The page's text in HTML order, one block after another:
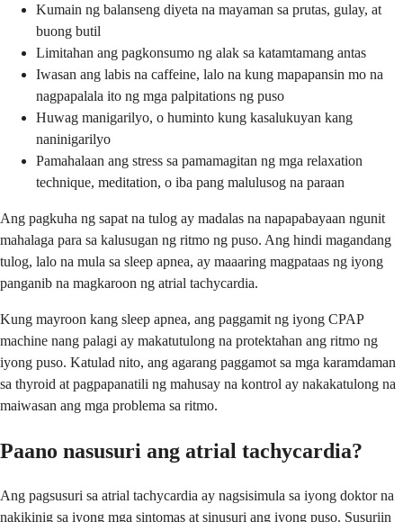
Kumain ng balanseng diyeta na mayaman sa prutas, gulay, at
buong butil
Limitahan ang pagkonsumo ng alak sa katamtamang antas
Iwasan ang labis na caffeine, lalo na kung mapapansin mo na
nagpapalala ito ng mga palpitations ng puso
Huwag manigarilyo, o huminto kung kasalukuyan kang
naninigarilyo
Pamahalaan ang stress sa pamamagitan ng mga relaxation
technique, meditation, o iba pang malulusog na paraan
Ang pagkuha ng sapat na tulog ay madalas na napapabayaan ngunit
mahalaga para sa kalusugan ng ritmo ng puso. Ang hindi magandang
tulog, lalo na mula sa sleep apnea, ay maaaring magpataas ng iyong
panganib na magkaroon ng atrial tachycardia.
Kung mayroon kang sleep apnea, ang paggamit ng iyong CPAP
machine nang palagi ay makatutulong na protektahan ang ritmo ng
iyong puso. Katulad nito, ang agarang paggamot sa mga karamdaman
sa thyroid at pagpapanatili ng mahusay na kontrol ay nakakatulong na
maiwasan ang mga problema sa ritmo.
Paano nasusuri ang atrial tachycardia?
Ang pagsusuri sa atrial tachycardia ay nagsisimula sa iyong doktor na
nakikinig sa iyong mga sintomas at sinusuri ang iyong puso. Susuriin